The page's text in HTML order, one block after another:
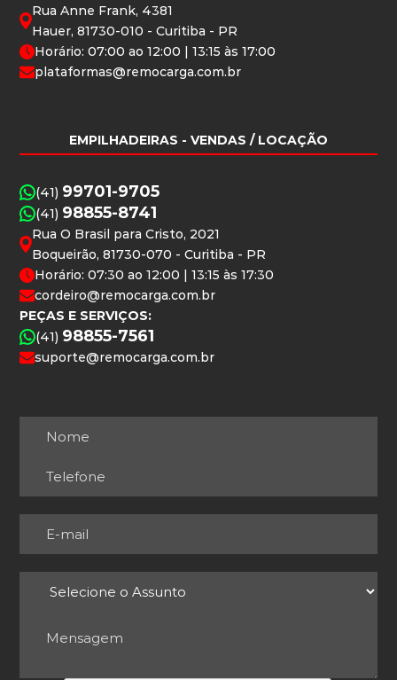
Rua Anne Frank, 4381
Hauer, 81730-010 - Curitiba - PR
Horário: 07:00 ao 12:00 | 13:15 às 17:00
plataformas@remocarga.com.br
EMPILHADEIRAS - VENDAS / LOCAÇÃO
(41) 99701-9705
(41) 98855-8741
Rua O Brasil para Cristo, 2021
Boqueirão, 81730-070 - Curitiba - PR
Horário: 07:30 ao 12:00 | 13:15 às 17:30
cordeiro@remocarga.com.br
PEÇAS E SERVIÇOS:
(41) 98855-7561
suporte@remocarga.com.br